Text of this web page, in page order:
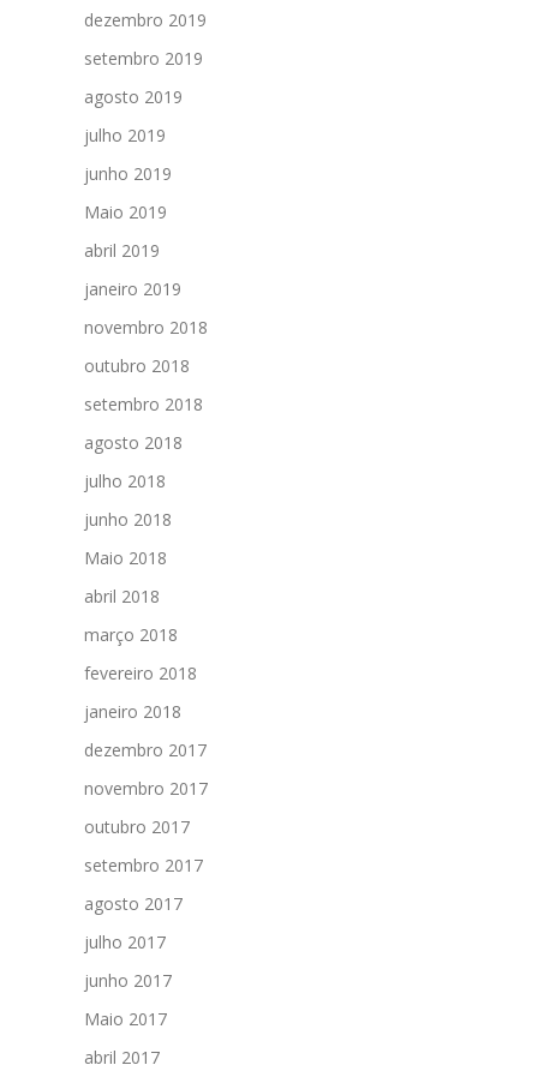
dezembro 2019
setembro 2019
agosto 2019
julho 2019
junho 2019
Maio 2019
abril 2019
janeiro 2019
novembro 2018
outubro 2018
setembro 2018
agosto 2018
julho 2018
junho 2018
Maio 2018
abril 2018
março 2018
fevereiro 2018
janeiro 2018
dezembro 2017
novembro 2017
outubro 2017
setembro 2017
agosto 2017
julho 2017
junho 2017
Maio 2017
abril 2017